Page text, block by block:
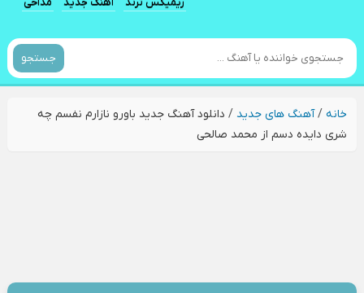
جستجو
خانه/آهنگ های جدید / دانلود آهنگ جدید باورو نازارم نفسم چه
شری دایده دسم از محمد صالحی